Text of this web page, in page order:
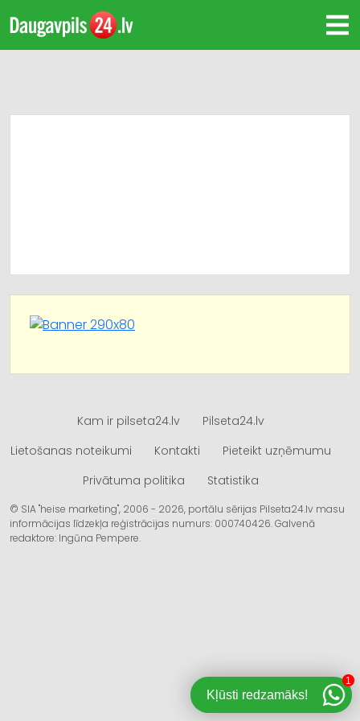
Kam ir pilseta24.lv
Pilseta24.lv
Lietošanas noteikumi
Kontakti
Pieteikt uzņēmumu
Privātuma politika
Statistika
© SIA "heise marketing", 2006 - 2026, portālu sērijas Pilseta24.lv masu
informācijas līdzekļa reģistrācijas numurs: 000740426. Galvenā
redaktore: Ingūna Pempere.
Kļūsti redzamāks!
1